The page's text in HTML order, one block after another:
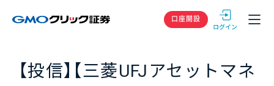
GMOクリック
口座開設
【投信】【三菱UFJアセットマネ